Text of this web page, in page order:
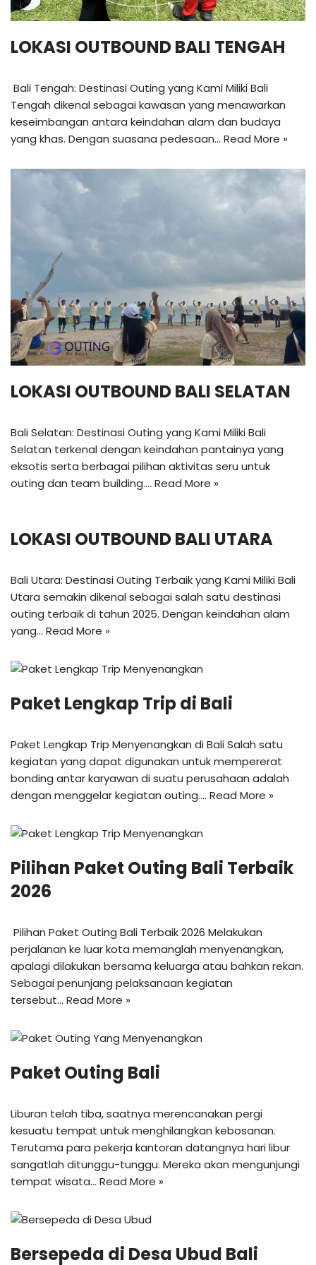
LOKASI OUTBOUND BALI TENGAH
Bali Tengah: Destinasi Outing yang Kami Miliki Bali
Tengah dikenal sebagai kawasan yang menawarkan
keseimbangan antara keindahan alam dan budaya
yang khas. Dengan suasana pedesaan… Read More »
LOKASI OUTBOUND BALI SELATAN
Bali Selatan: Destinasi Outing yang Kami Miliki Bali
Selatan terkenal dengan keindahan pantainya yang
eksotis serta berbagai pilihan aktivitas seru untuk
outing dan team building.… Read More »
LOKASI OUTBOUND BALI UTARA
Bali Utara: Destinasi Outing Terbaik yang Kami Miliki Bali
Utara semakin dikenal sebagai salah satu destinasi
outing terbaik di tahun 2025. Dengan keindahan alam
yang… Read More »
Paket Lengkap Trip di Bali
Paket Lengkap Trip Menyenangkan di Bali Salah satu
kegiatan yang dapat digunakan untuk mempererat
bonding antar karyawan di suatu perusahaan adalah
dengan menggelar kegiatan outing.… Read More »
Pilihan Paket Outing Bali Terbaik
2026
Pilihan Paket Outing Bali Terbaik 2026 Melakukan
perjalanan ke luar kota memanglah menyenangkan,
apalagi dilakukan bersama keluarga atau bahkan rekan.
Sebagai penunjang pelaksanaan kegiatan
tersebut… Read More »
Paket Outing Bali
Liburan telah tiba, saatnya merencanakan pergi
kesuatu tempat untuk menghilangkan kebosanan.
Terutama para pekerja kantoran datangnya hari libur
sangatlah ditunggu-tunggu. Mereka akan mengunjungi
tempat wisata… Read More »
Bersepeda di Desa Ubud Bali